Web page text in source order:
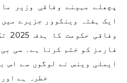
پچھلے مہینے وفاقی وزیر
ایک ہفتہ وینکوور جزیرے
فارمز کو ختم کرنا ہے۔ سی
ایملی وینس نے لوگوں سے اس
خطرہ ہے